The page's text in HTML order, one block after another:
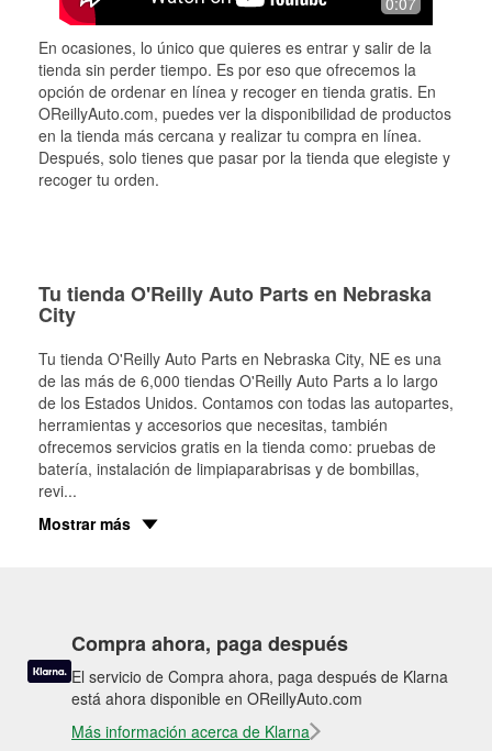
En ocasiones, lo único que quieres es entrar y salir de la
tienda sin perder tiempo. Es por eso que ofrecemos la
opción de ordenar en línea y recoger en tienda gratis. En
OReillyAuto.com, puedes ver la disponibilidad de productos
en la tienda más cercana y realizar tu compra en línea.
Después, solo tienes que pasar por la tienda que elegiste y
recoger tu orden.
Tu tienda O'Reilly Auto Parts en Nebraska
City
Tu tienda O'Reilly Auto Parts en Nebraska City, NE es una
de las más de 6,000 tiendas O'Reilly Auto Parts a lo largo
de los Estados Unidos. Contamos con todas las autopartes,
herramientas y accesorios que necesitas, también
ofrecemos servicios gratis en la tienda como: pruebas de
batería, instalación de limpiaparabrisas y de bombillas,
revi...
Mostrar más
Compra ahora, paga después
El servicio de Compra ahora, paga después de Klarna
está ahora disponible en OReillyAuto.com
Más información acerca de Klarna